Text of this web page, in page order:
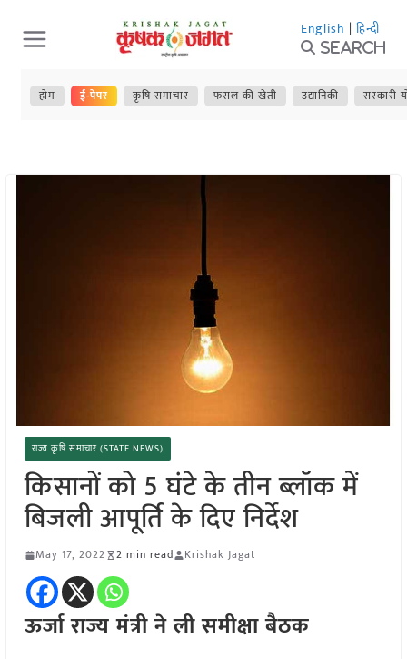
Skip
to
content
English | हिन्दी
Search
होम ई-पेपर कृषि समाचार फसल की खेती उद्यानिकी सरकारी
राज्य कृषि समाचार (STATE NEWS)
किसानों को 5 घंटे के तीन ब्लॉक में
बिजली आपूर्ति के दिए निर्देश
May 17, 2022 2 min read Krishak Jagat
ऊर्जा राज्य मंत्री ने ली समीक्षा बैठक